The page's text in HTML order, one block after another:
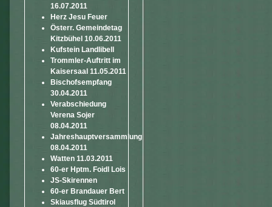
16.07.2011
Herz Jesu Feuer
Österr. Gemeindetag
Kitzbühel 10.06.2011
Kufstein Landlibell
Trommler-Auftritt im
Kaisersaal 11.05.2011
Bischofsempfang
30.04.2011
Verabschiedung
Verena Sojer
08.04.2011
Jahreshauptversammlung
08.04.2011
Watten 11.03.2011
60-er Hptm. Foidl Lois
JS-Skirennen
60-er Brandauer Bert
Skiausflug Südtirol